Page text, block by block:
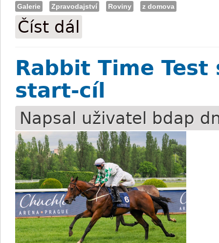
Galerie Zpravodajství Roviny z domova
Číst dál
Rabbit Time
start-cíl
Napsal uživatel bdap